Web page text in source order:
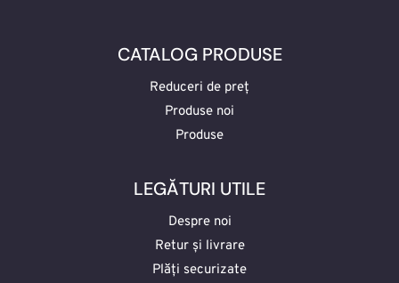
CATALOG PRODUSE
Reduceri de preț
Produse noi
Produse
LEGĂTURI UTILE
Despre noi
Retur și livrare
Plăți securizate